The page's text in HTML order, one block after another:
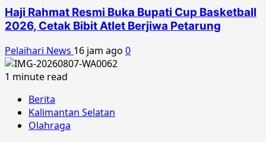
Haji Rahmat Resmi Buka Bupati Cup Basketball
2026, Cetak Bibit Atlet Berjiwa Petarung
Pelaihari News 16 jam ago 0
1 minute read
Berita
Kalimantan Selatan
Olahraga